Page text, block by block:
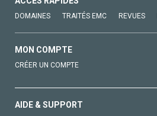
DOMAINES TRAITÉS EMC REVUES
MON COMPTE
CRÉER UN COMPTE
AIDE & SUPPORT